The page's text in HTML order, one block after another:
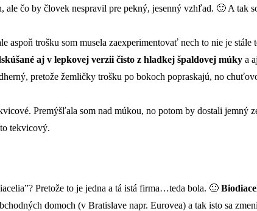
čo by človek nespravil pre pekný, jesenný vzhľad. 🙂 A tak
trošku som musela zaexperimentovať nech to nie je
aj v lepkovej verzii čisto z hladkej špaldovej múky a
pretože žemličky trošku po bokoch popraskajú, no
Premýšľala som nad múkou, no potom by dostali jemný
tekvicový.
Pretože to je jedna a tá istá firma…teda bola. 🙂
domoch (v Bratislave napr. Eurovea) a tak isto sa